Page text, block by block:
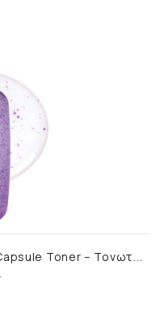
E
qqualberry Bakuchiol Plumping Capsule Toner – Τονωτική Λοσιόν Σύσφιξης με Bakuchiol, Κεραμίδια & Υαλουρονικό 150 ml